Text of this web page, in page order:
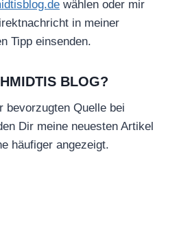
wählen oder mir
in meiner
Tipp einsenden.
BLOG?
bevorzugten Quelle bei
Dir meine neuesten Artikel
häufiger angezeigt.